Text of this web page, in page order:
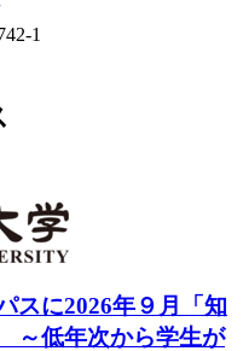
1
スに2026年９月「知
低年次から学生が